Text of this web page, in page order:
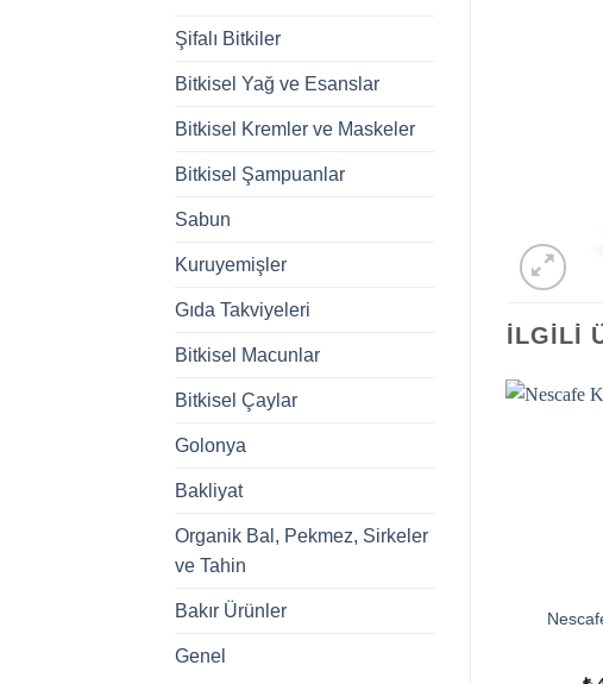
Şifalı Bitkiler
Bitkisel Yağ ve Esanslar
Bitkisel Kremler ve Maskeler
Bitkisel Şampuanlar
Sabun
Kuruyemişler
Gıda Takviyeleri
Bitkisel Macunlar
Bitkisel Çaylar
Golonya
Bakliyat
Organik Bal, Pekmez, Sirkeler
ve Tahin
Bakır Ürünler
Genel
İLGILI
Adil Kayişoğlu Türk
Hediyelik Ambalaj)